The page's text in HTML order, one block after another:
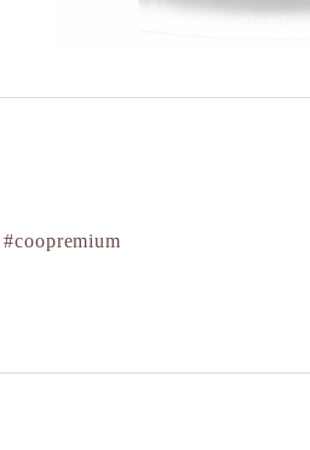
#coopremium